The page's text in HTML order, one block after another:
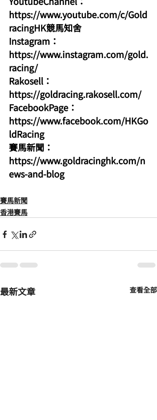
https://www.youtube.com/c/Gold
racingHK競馬知舍
Instagram：
https://www.instagram.com/gold.
racing/
Rakosell：
https://goldracing.rakosell.com/
FacebookPage：
https://www.facebook.com/HKGo
ldRacing
賽馬新聞：
https://www.goldracinghk.com/n
ews-and-blog
賽馬新聞
香港賽馬
最新文章 查看全部